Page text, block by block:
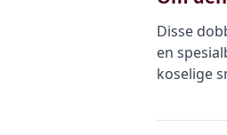
Disse
en
koselige